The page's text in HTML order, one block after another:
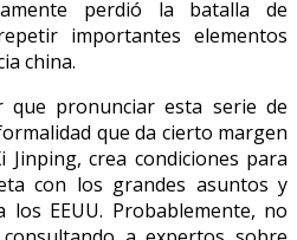
perdió la batalla de
importantes elementos
china.
que pronunciar esta serie de
que da cierto margen
crea condiciones para
con los grandes asuntos y
los EEUU. Probablemente, no